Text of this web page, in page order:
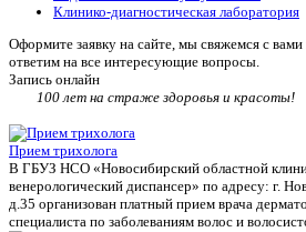
Клинико-диагностическая лаборатория
Оформите заявку на сайте, мы свяжемся с
ответим на все интересующие вопросы.
Запись онлайн
100 лет на страже здоровья и красоты!
Прием трихолога
В ГБУЗ НСО «Новосибирский областной
венерологический диспансер» по адресу: г.
д.35 организован платный прием врача
специалиста по заболеваниям волос и